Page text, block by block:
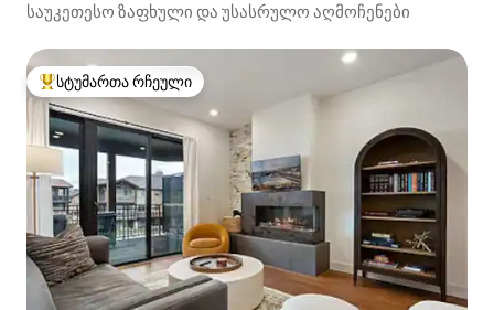
საუკეთესო ზაფხული და უსასრულო აღმოჩენები
სტუმართა რჩეული მოწინავე ვარიანტი
სტუმართა რჩეული